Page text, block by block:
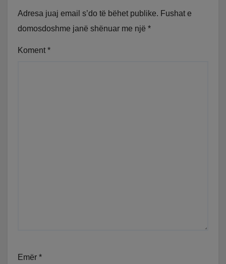
Adresa juaj email s’do të bëhet publike. Fushat e
domosdoshme janë shënuar me një *
Koment *
Emër *